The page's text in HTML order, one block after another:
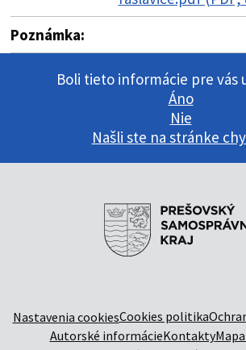
Poznámka:
Boli tieto informácie pre vás
Áno
Nie
Našli ste na stránke
Nastavenia cookiesCookies politika
Autorské informácieKontakty